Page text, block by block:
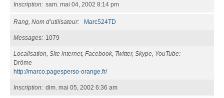
Inscription sam. mai 04, 2002 8:14 pm
Rang, Nom d’utilisateur Marc524TD
Messages 1079
Localisation, Site internet, Facebook, Twitter, Skype, YouTube
Drôme
http://marco.pagesperso-orange.fr/
Inscription dim. mai 05, 2002 6:36 am